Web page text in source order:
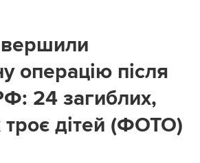
операцію після
24 загиблих,
троє дітей (ФОТО)